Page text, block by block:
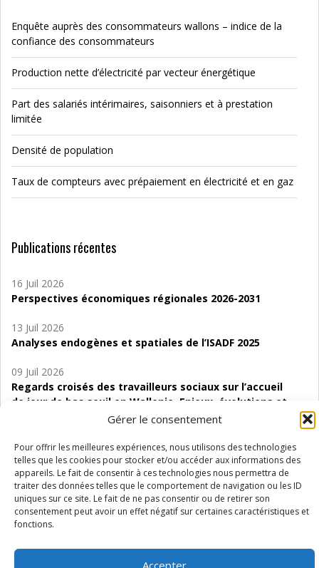
Gérer le consentement
Pour offrir les meilleures expériences, nous utilisons des technologies
telles que les cookies pour stocker et/ou accéder aux informations des
appareils. Le fait de consentir à ces technologies nous permettra de
traiter des données telles que le comportement de navigation ou les ID
uniques sur ce site. Le fait de ne pas consentir ou de retirer son
consentement peut avoir un effet négatif sur certaines caractéristiques et
fonctions.
Accepter
Enquête auprès des consommateurs wallons – indice de la
confiance des consommateurs
Production nette d’électricité par vecteur énergétique
Part des salariés intérimaires, saisonniers et à prestation
limitée
Densité de population
Taux de compteurs avec prépaiement en électricité et en gaz
Publications récentes
16 Juil 2026
Perspectives économiques régionales 2026-2031
13 Juil 2026
Analyses endogènes et spatiales de l’ISADF 2025
09 Juil 2026
Regards croisés des travailleurs sociaux sur l’accueil
de jour de bas seuil en Wallonie. Enjeux, évolutions et
06 Juil 2026
Étude d’évaluabilité des Structures
d’accompagnement à l’autocréation d’emploi (SAACE)
01 Juil 2026
Pénurie du personnel infirmier :quels indicateurs
Wallonie ?